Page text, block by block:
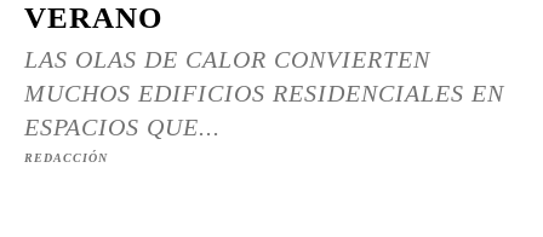
VERANO
LAS OLAS DE CALOR CONVIERTEN
MUCHOS EDIFICIOS RESIDENCIALES EN
ESPACIOS QUE...
REDACCIÓN